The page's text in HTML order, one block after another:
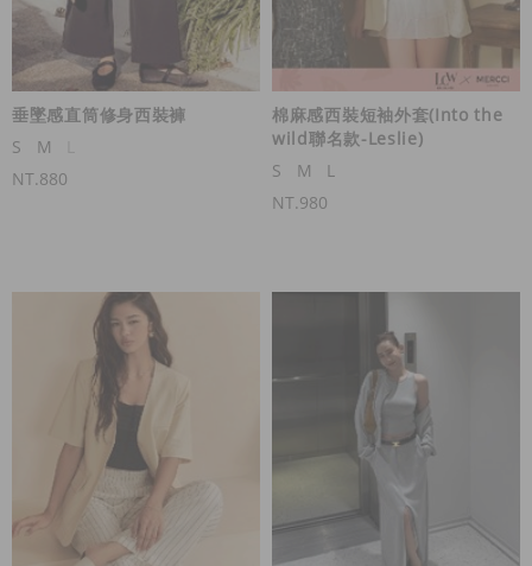
垂墜感直筒修身西裝褲
S
M
NT.880
棉麻感西裝短袖外套(Into the
wild聯名款-Leslie)
S
M
L
NT.980